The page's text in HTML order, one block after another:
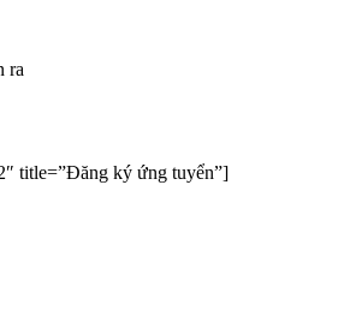
ra
title=”Đăng ký ứng tuyển”]